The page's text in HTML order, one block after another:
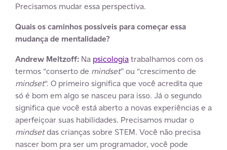
Precisamos mudar essa perspectiva.
Quais os caminhos possíveis para começar essa
mudança de mentalidade?
Andrew Meltzoff: Na psicologiatrabalhamos com os
termos “conserto de mindset” ou “crescimento de
mindset“. O primeiro significa que você acredita que
só é bom em algo se nasceu para isso. Já o segundo
significa que você está aberto a novas experiências e a
aperfeiçoar suas habilidades. Precisamos mudar o
mindsetdas crianças sobre STEM. Você não precisa
nascer bom pra ser um programador, você pode